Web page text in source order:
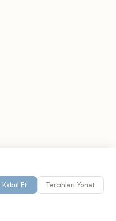
Kabul Et Tercihleri Yönet